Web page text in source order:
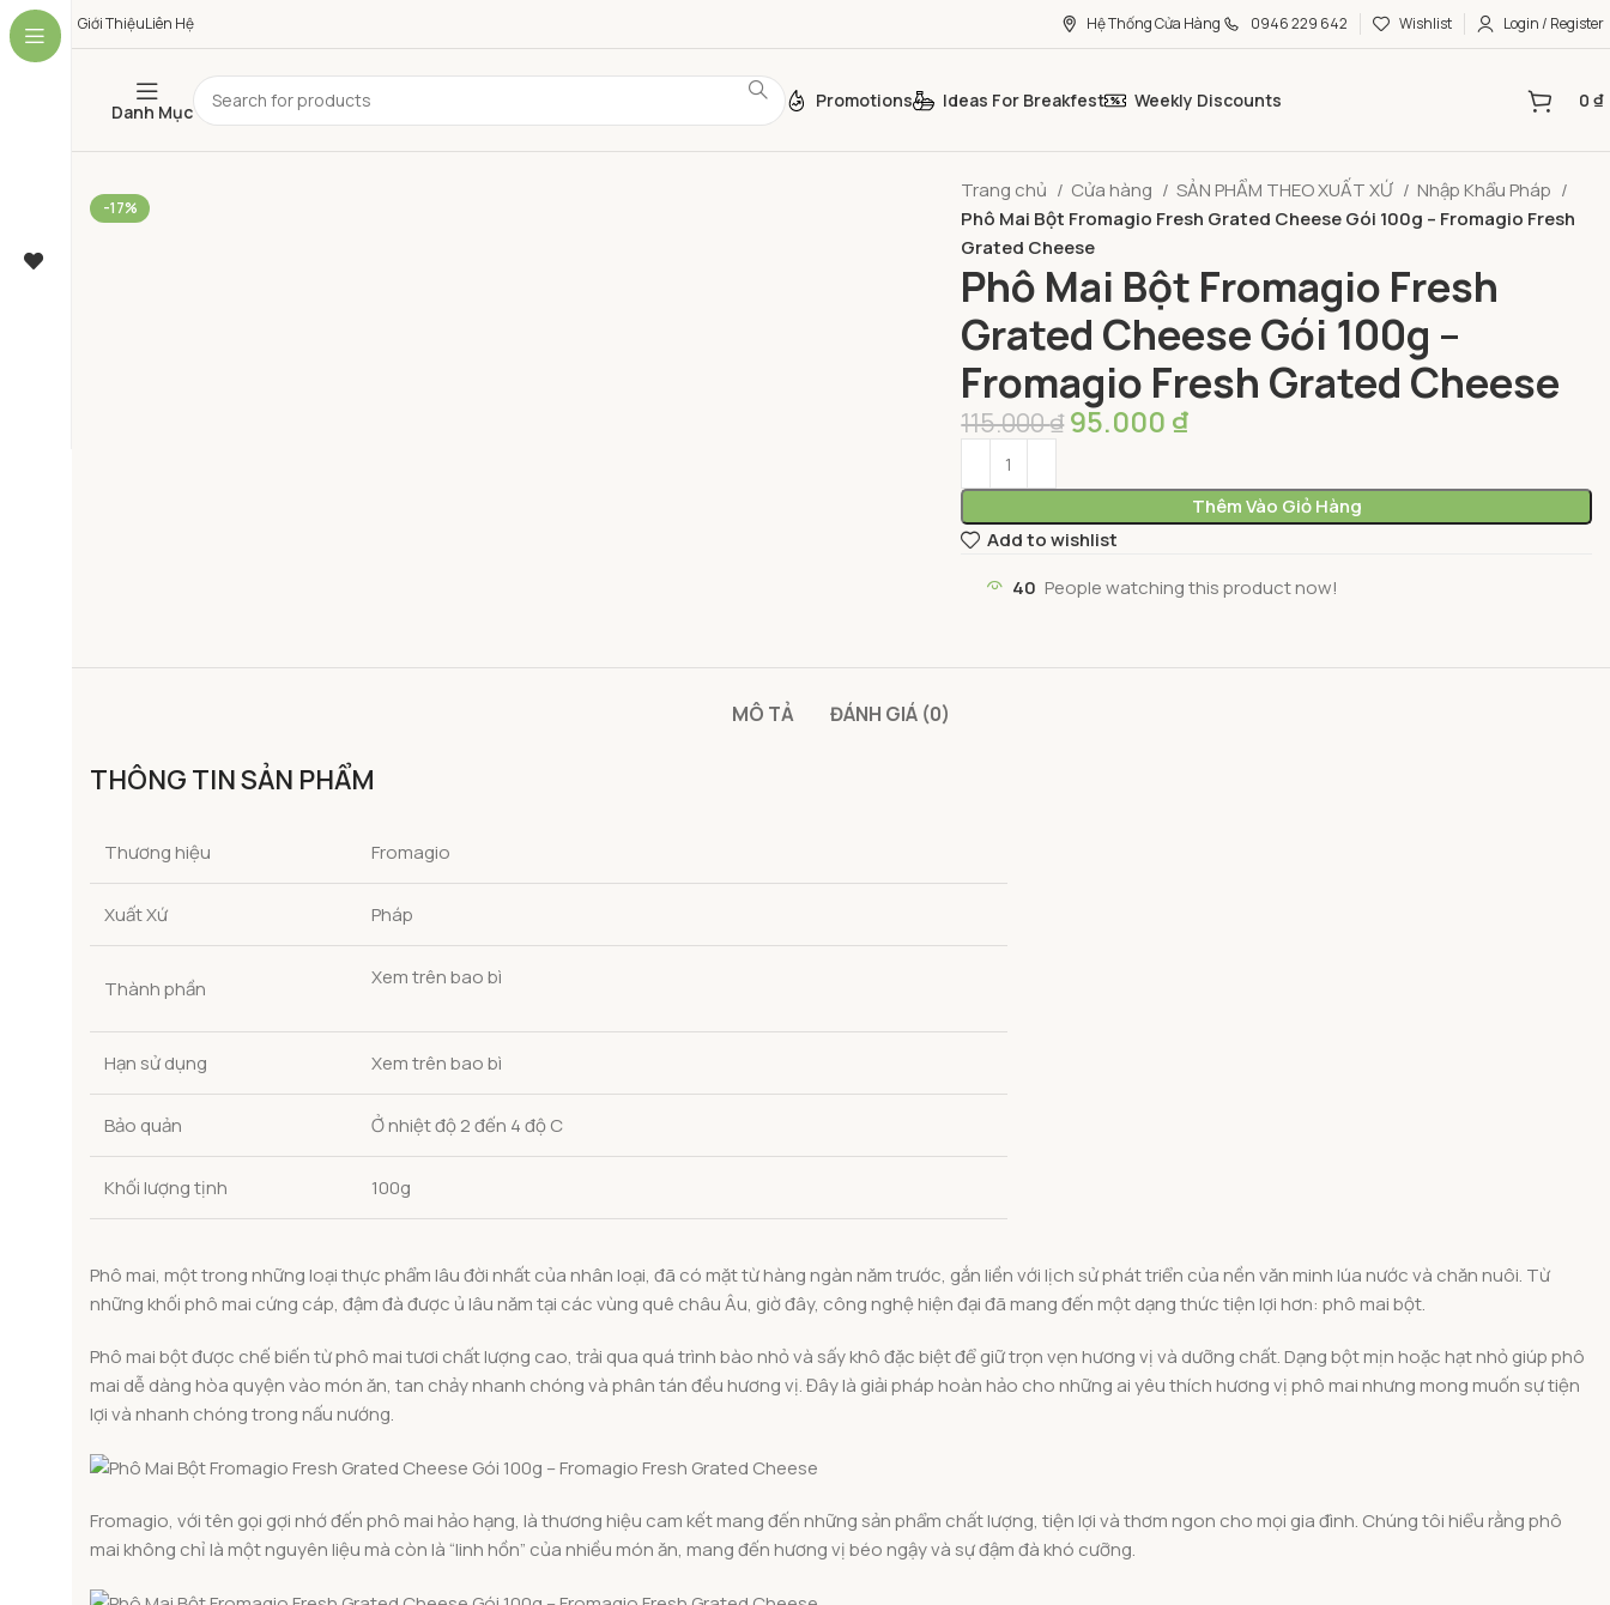
Giới ThiệuLiên Hệ Hệ Thống Cửa Hàng 0946 229 642 Wishlist Login / Register
Danh Mục
Promotions Ideas For Breakfest Weekly Discounts 0 ₫
-17%
Trang chủ Cửa hàng SẢN PHẨM THEO XUẤT XỨ
Nhập Khẩu Pháp
Phô Mai Bột Fromagio Fresh Grated Cheese Gói 100g – Fromagio Fresh
Grated Cheese
Phô Mai Bột Fromagio Fresh
Grated Cheese Gói 100g –
Fromagio Fresh Grated Cheese
115.000₫ 95.000 ₫
Thêm Vào Giỏ Hàng
Add to wishlist
40 People watching this product now!
MÔ TẢ ĐÁNH GIÁ (0)
THÔNG TIN SẢN PHẨM
Thương hiệu Fromagio
Xuất Xứ Pháp
Thành phần Xem trên bao bì
Hạn sử dụng Xem trên bao bì
Bảo quản Ở nhiệt độ 2 đến 4 độ C
Khối lượng tịnh 100g
Phô mai, một trong những loại thực phẩm lâu đời nhất của nhân loại, đã có mặt từ hàng ngàn năm trước, gắn liền với lịch sử phát triển của nền văn minh lúa nước và chăn nuôi. Từ
những khối phô mai cứng cáp, đậm đà được ủ lâu năm tại các vùng quê châu Âu, giờ đây, công nghệ hiện đại đã mang đến một dạng thức tiện lợi hơn: phô mai bột.
Phô mai bột được chế biến từ phô mai tươi chất lượng cao, trải qua quá trình bào nhỏ và sấy khô đặc biệt để giữ trọn vẹn hương vị và dưỡng chất. Dạng bột mịn hoặc hạt nhỏ giúp phô
mai dễ dàng hòa quyện vào món ăn, tan chảy nhanh chóng và phân tán đều hương vị. Đây là giải pháp hoàn hảo cho những ai yêu thích hương vị phô mai nhưng mong muốn sự tiện
lợi và nhanh chóng trong nấu nướng.
Fromagio, với tên gọi gợi nhớ đến phô mai hảo hạng, là thương hiệu cam kết mang đến những sản phẩm chất lượng, tiện lợi và thơm ngon cho mọi gia đình. Chúng tôi hiểu rằng phô
mai không chỉ là một nguyên liệu mà còn là “linh hồn” của nhiều món ăn, mang đến hương vị béo ngậy và sự đậm đà khó cưỡng.